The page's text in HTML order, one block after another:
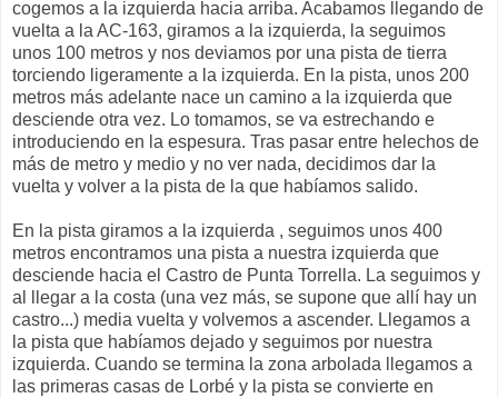
cogemos a la izquierda hacia arriba. Acabamos llegando de
vuelta a la AC-163, giramos a la izquierda, la seguimos
unos 100 metros y nos deviamos por una pista de tierra
torciendo ligeramente a la izquierda. En la pista, unos 200
metros más adelante nace un camino a la izquierda que
desciende otra vez. Lo tomamos, se va estrechando e
introduciendo en la espesura. Tras pasar entre helechos de
más de metro y medio y no ver nada, decidimos dar la
vuelta y volver a la pista de la que habíamos salido.
En la pista giramos a la izquierda , seguimos unos 400
metros encontramos una pista a nuestra izquierda que
desciende hacia el Castro de Punta Torrella. La seguimos y
al llegar a la costa (una vez más, se supone que allí hay un
castro...) media vuelta y volvemos a ascender. Llegamos a
la pista que habíamos dejado y seguimos por nuestra
izquierda. Cuando se termina la zona arbolada llegamos a
las primeras casas de Lorbé y la pista se convierte en